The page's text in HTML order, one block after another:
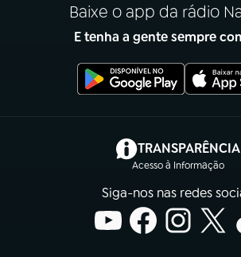
Baixe o app da rádio
E tenha a gente sempre
TRANSPARÊNCIA
Acesso à Informação
(abre em
Siga-nos nas redes